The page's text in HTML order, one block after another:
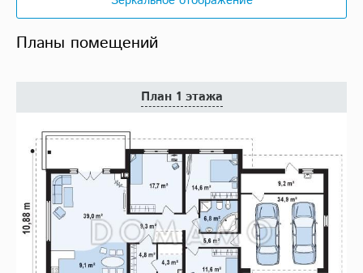
Планы помещений
План 1 этажа